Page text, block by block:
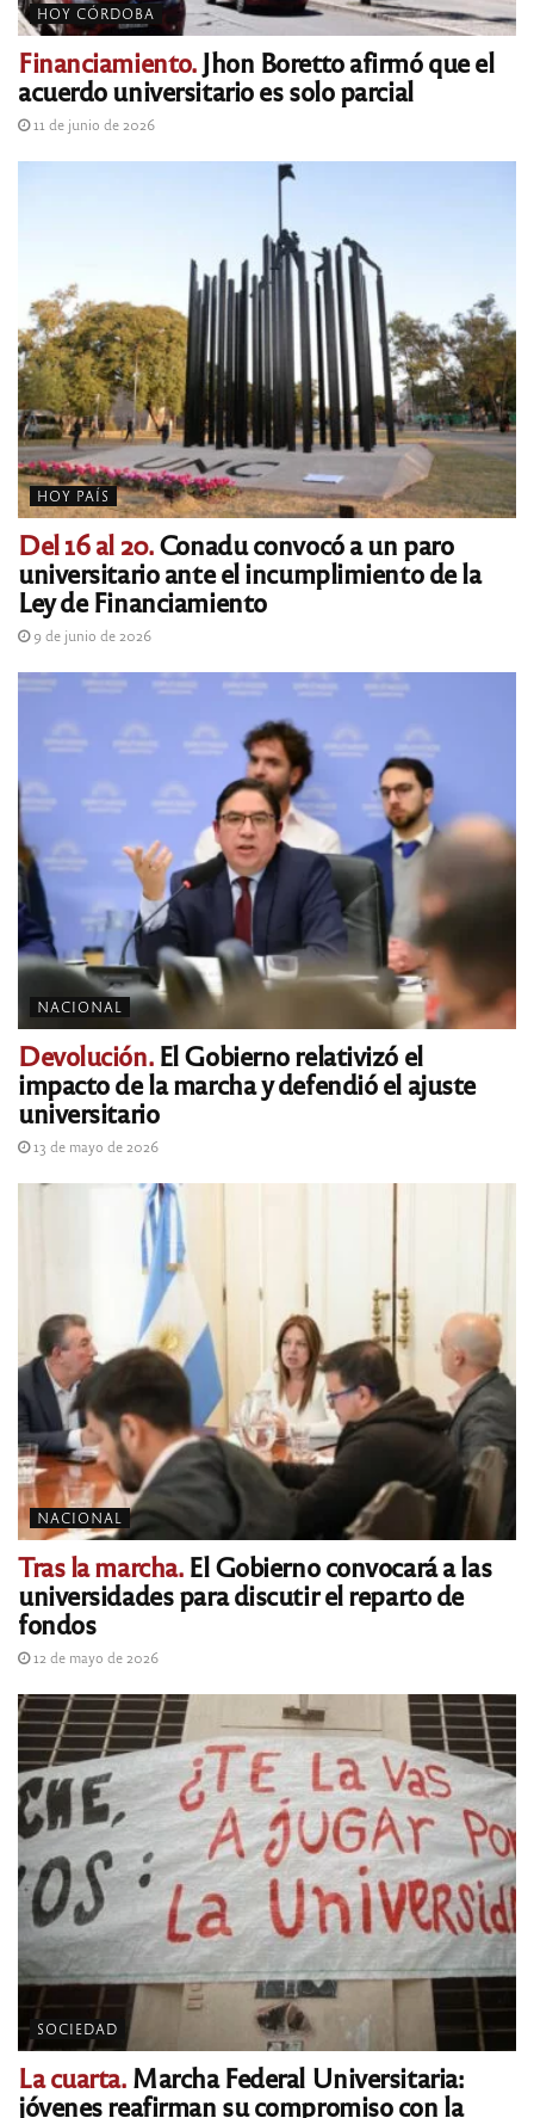
HOY CÓRDOBA
Financiamiento.Jhon Boretto afirmó que el
acuerdo universitario es solo parcial
11 de junio de 2026
HOY PAÍS
Del 16 al 20.Conadu convocó a un paro
universitario ante el incumplimiento de la
Ley de Financiamiento
9 de junio de 2026
NACIONAL
Devolución.El Gobierno relativizó el
impacto de la marcha y defendió el ajuste
universitario
13 de mayo de 2026
NACIONAL
Tras la marcha.El Gobierno convocará a las
universidades para discutir el reparto de
fondos
12 de mayo de 2026
SOCIEDAD
La cuarta.Marcha Federal Universitaria:
jóvenes reafirman su compromiso con la